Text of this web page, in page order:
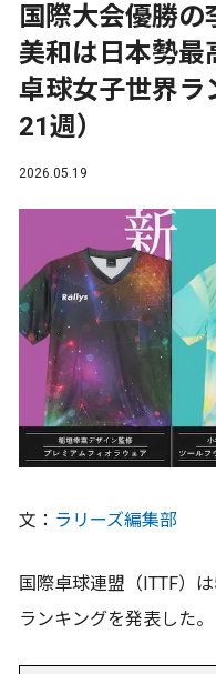
国際大会優勝
美和は日本勢最
卓球女子世界ラ
21週）
2026.05.19
文： ラリーズ編集部
国際卓球連盟（ITTF）
ランキングを発表した。